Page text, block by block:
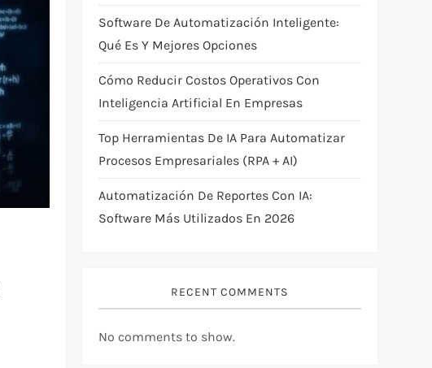
Software De Automatización Inteligente:
Qué Es Y Mejores Opciones
Cómo Reducir Costos Operativos Con
Inteligencia Artificial En Empresas
Top Herramientas De IA Para Automatizar
Procesos Empresariales (RPA + AI)
Automatización De Reportes Con IA:
Software Más Utilizados En 2026
RECENT COMMENTS
No comments to show.